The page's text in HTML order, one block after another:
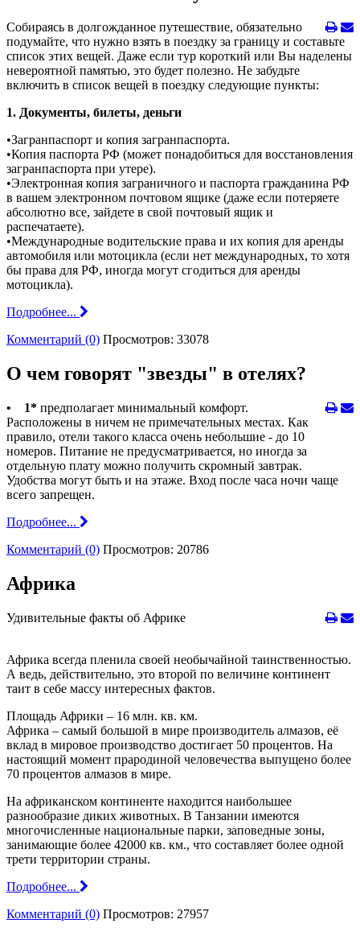
Собираясь в долгожданное путешествие, обязательно
подумайте, что нужно взять в поездку за границу и составьте
список этих вещей. Даже если тур короткий или Вы наделены
невероятной памятью, это будет полезно. Не забудьте
включить в список вещей в поездку следующие пункты:
1. Документы, билеты, деньги
•Загранпаспорт и копия загранпаспорта.
•Копия паспорта РФ (может понадобиться для восстановления
загранпаспорта при утере).
•Электронная копия заграничного и паспорта гражданина РФ
в вашем электронном почтовом ящике (даже если потеряете
абсолютно все, зайдете в свой почтовый ящик и
распечатаете).
•Международные водительские права и их копия для аренды
автомобиля или мотоцикла (если нет международных, то хотя
бы права для РФ, иногда могут сгодиться для аренды
мотоцикла).
Подробнее...
Комментарий (0) Просмотров: 33078
О чем говорят "звезды" в отелях?
• 1* предполагает минимальный комфорт.
Расположены в ничем не примечательных местах. Как
правило, отели такого класса очень небольшие - до 10
номеров. Питание не предусматривается, но иногда за
отдельную плату можно получить скромный завтрак.
Удобства могут быть и на этаже. Вход после часа ночи чаще
всего запрещен.
Подробнее...
Комментарий (0) Просмотров: 20786
Африка
Удивительные факты об Африке
Африка всегда пленила своей необычайной таинственностью.
А ведь, действительно, это второй по величине континент
таит в себе массу интересных фактов.
Площадь Африки – 16 млн. кв. км.
Африка – самый большой в мире производитель алмазов, её
вклад в мировое производство достигает 50 процентов. На
настоящий момент прародиной человечества выпущено более
70 процентов алмазов в мире.
На африканском континенте находится наибольшее
разнообразие диких животных. В Танзании имеются
многочисленные национальные парки, заповедные зоны,
занимающие более 42000 кв. км., что составляет более одной
трети территории страны.
Подробнее...
Комментарий (0) Просмотров: 27957